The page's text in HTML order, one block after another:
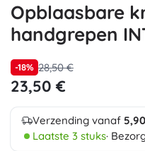
Opblaasbare
handgrepen
-18% 28,50 €
23,50 €
Verzending vanaf
Laatste 3 stuks·